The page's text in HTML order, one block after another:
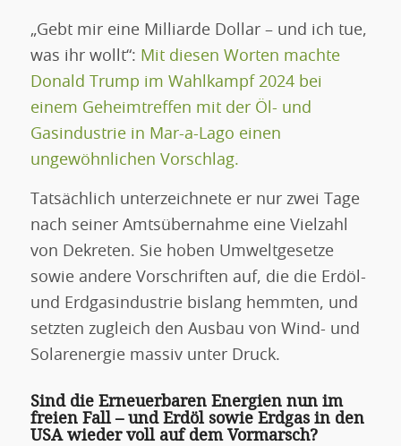
„Gebt mir eine Milliarde Dollar – und ich tue,
was ihr wollt“: Mit diesen Worten machte
Donald Trump im Wahlkampf 2024 bei
einem Geheimtreffen mit der Öl- und
Gasindustrie in Mar-a-Lago einen
ungewöhnlichen Vorschlag.
Tatsächlich unterzeichnete er nur zwei Tage
nach seiner Amtsübernahme eine Vielzahl
von Dekreten. Sie hoben Umweltgesetze
sowie andere Vorschriften auf, die die Erdöl-
und Erdgasindustrie bislang hemmten, und
setzten zugleich den Ausbau von Wind- und
Solarenergie massiv unter Druck.
Sind die Erneuerbaren Energien nun im
freien Fall – und Erdöl sowie Erdgas in den
USA wieder voll auf dem Vormarsch?